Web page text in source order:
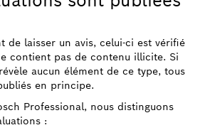
de laisser un avis, celui-ci est vérifié
contient pas de contenu illicite. Si
aucun élément de ce type, tous
en principe.
Professional, nous distinguons
: